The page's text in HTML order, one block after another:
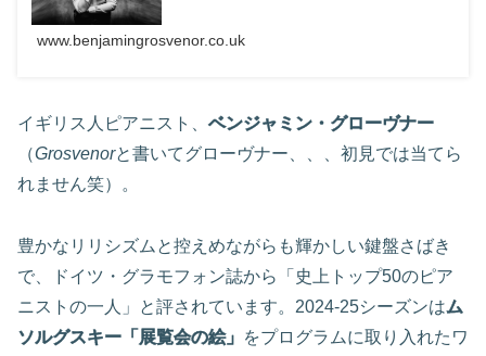
www.benjamingrosvenor.co.uk
イギリス人ピアニスト、ベンジャミン・グローヴナー
（Grosvenorと書いてグローヴナー、、、初見では当てら
れません笑）。
豊かなリリシズムと控えめながらも輝かしい鍵盤さばき
で、ドイツ・グラモフォン誌から「史上トップ50のピア
ニストの一人」と評されています。2024-25シーズンはム
ソルグスキー「展覧会の絵」 をプログラムに取り入れたワ